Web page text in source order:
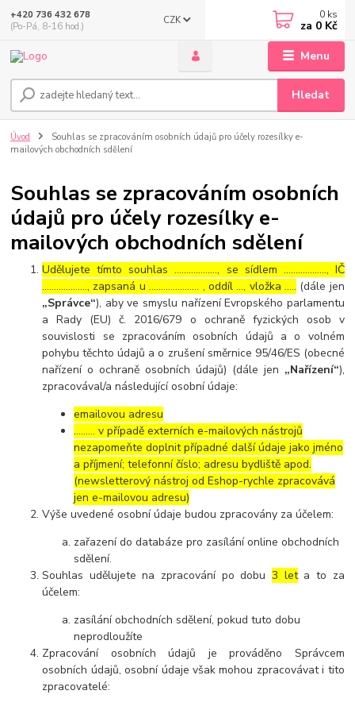
Menu
CZK
Hledat
+420 736 432 678
(Po-Pá, 8-16 hod.)
0 ks
za 0 Kč
Úvod
Souhlas se zpracováním osobních údajů pro účely rozesílky e-
mailových obchodních sdělení
Souhlas se zpracováním osobních
údajů pro účely rozesílky e-
mailových obchodních sdělení
Udělujete tímto souhlas ……………..., se sídlem ………………, IČ
………………., zapsaná u ………………… , oddíl …, vložka ….. (dále jen
„Správce“), aby ve smyslu nařízení Evropského parlamentu
a Rady (EU) č. 2016/679 o ochraně fyzických osob v
souvislosti se zpracováním osobních údajů a o volném
pohybu těchto údajů a o zrušení směrnice 95/46/ES (obecné
nařízení o ochraně osobních údajů) (dále jen „Nařízení“),
zpracovával/a následující osobní údaje:
emailovou adresu
……… v případě externích e-mailových nástrojů
nezapomeňte doplnit případné další údaje jako jméno
a příjmení; telefonní číslo; adresu bydliště apod.
(newsletterový nástroj od Eshop-rychle zpracovává
jen e-mailovou adresu)
Výše uvedené osobní údaje budou zpracovány za účelem:
zařazení do databáze pro zasílání online obchodních
sdělení.
Souhlas udělujete na zpracování po dobu3 leta to za
účelem:
zasílání obchodních sdělení, pokud tuto dobu
neprodloužíte
Zpracování osobních údajů je prováděno Správcem
osobních údajů, osobní údaje však mohou zpracovávat i tito
zpracovatelé: